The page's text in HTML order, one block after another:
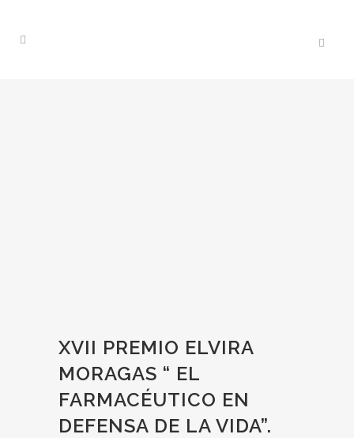
XVII PREMIO ELVIRA
MORAGAS “ EL
FARMACÉUTICO EN
DEFENSA DE LA VIDA”.